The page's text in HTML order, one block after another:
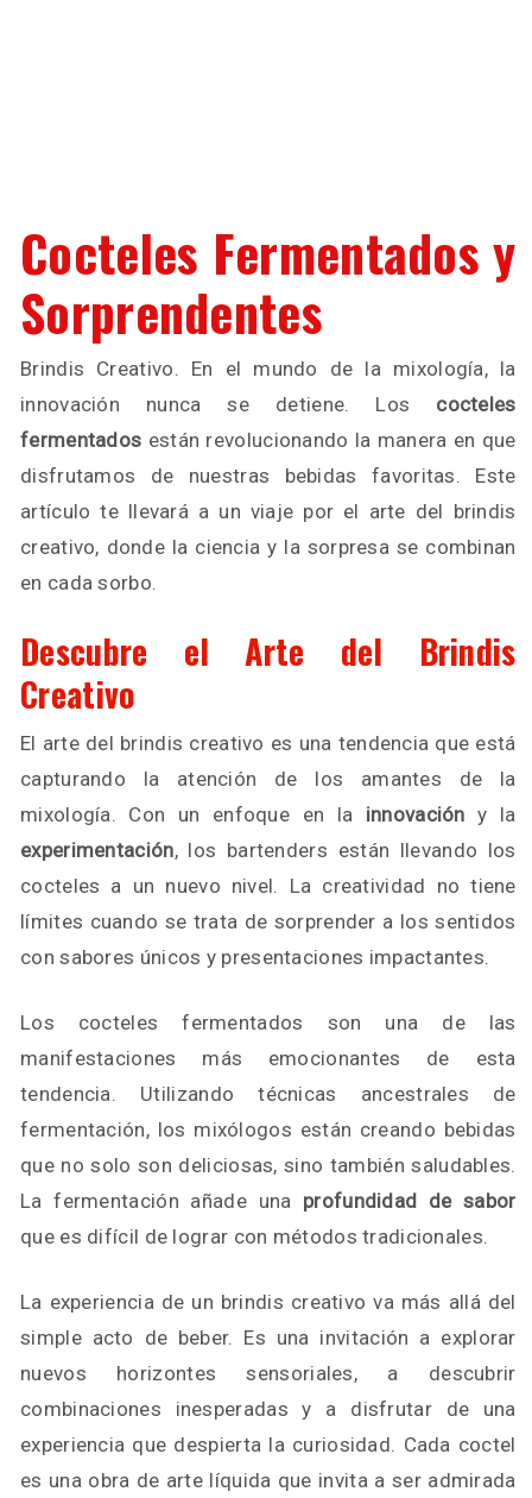
Cocteles Fermentados y
Sorprendentes
Brindis Creativo. En el mundo de la mixología, la
innovación nunca se detiene. Los cocteles
fermentados están revolucionando la manera en que
disfrutamos de nuestras bebidas favoritas. Este
artículo te llevará a un viaje por el arte del brindis
creativo, donde la ciencia y la sorpresa se combinan
en cada sorbo.
Descubre el Arte del Brindis
Creativo
El arte del brindis creativo es una tendencia que está
capturando la atención de los amantes de la
mixología. Con un enfoque en la innovación y la
experimentación, los bartenders están llevando los
cocteles a un nuevo nivel. La creatividad no tiene
límites cuando se trata de sorprender a los sentidos
con sabores únicos y presentaciones impactantes.
Los cocteles fermentados son una de las
manifestaciones más emocionantes de esta
tendencia. Utilizando técnicas ancestrales de
fermentación, los mixólogos están creando bebidas
que no solo son deliciosas, sino también saludables.
La fermentación añade una profundidad de sabor
que es difícil de lograr con métodos tradicionales.
La experiencia de un brindis creativo va más allá del
simple acto de beber. Es una invitación a explorar
nuevos horizontes sensoriales, a descubrir
combinaciones inesperadas y a disfrutar de una
experiencia que despierta la curiosidad. Cada coctel
es una obra de arte líquida que invita a ser admirada